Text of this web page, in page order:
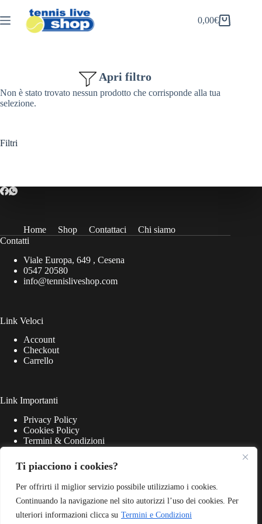
Ti piacciono i cookies?
Per offrirti il miglior servizio possibile utilizziamo i cookies.
Continuando la navigazione nel sito autorizzi l’uso dei cookies. Per
ulteriori informazioni clicca su Termini e Condizioni
al
contenuto
Carrello
0,00€
Apri filtro
Non è stato trovato nessun prodotto che corrisponde alla tua
selezione.
Filtri
Home Shop Contattaci
Chi siamo
Contatti
Viale Europa, 649 , Cesena
0547 20580
info@tennisliveshop.com
Link Veloci
Account
Checkout
Carrello
Link Importanti
Privacy Policy
Cookies Policy
Termini & Condizioni